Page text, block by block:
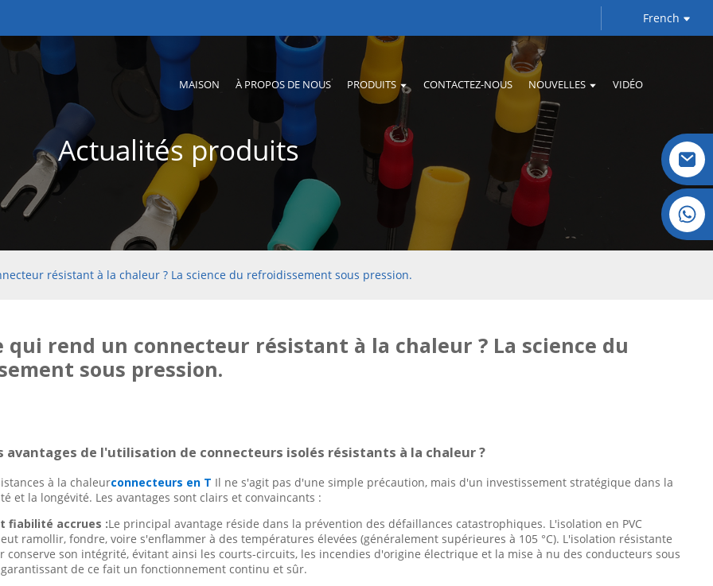
French
MAISON À PROPOS DE NOUS PRODUITS CONTACTEZ-NOUS NOUVELLES VIDÉO
Cristal : +86 19032081821
Actualités produits
résistant à la chaleur ? La science du refroidissement sous pression.
qui rend un connecteur résistant à la chaleur ? La science du
sous pression.
avantages de l'utilisation de connecteurs isolés résistants à la chaleur ?
à la chaleurconnecteurs en T Il ne s'agit pas d'une simple précaution, mais d'un investissement stratégique dans la
et la longévité. Les avantages sont clairs et convaincants :
fiabilité accrues :Le principal avantage réside dans la prévention des défaillances catastrophiques. L'isolation en PVC
ramollir, fondre, voire s'enflammer à des températures élevées (généralement supérieures à 105 °C). L'isolation résistante
conserve son intégrité, évitant ainsi les courts-circuits, les incendies d'origine électrique et la mise à nu des conducteurs sous
de ce fait un fonctionnement continu et sûr.